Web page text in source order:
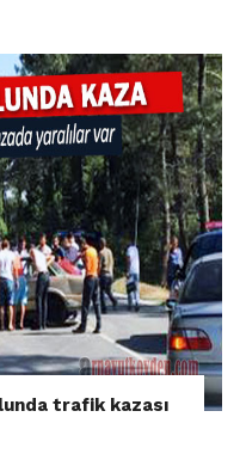
trafik kazası